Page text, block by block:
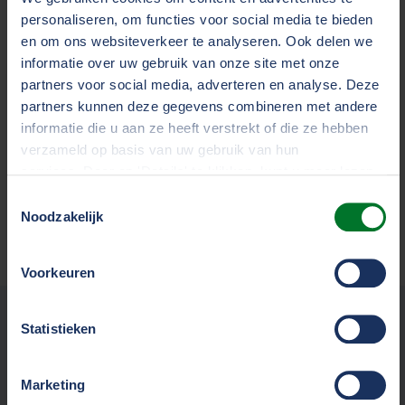
personaliseren, om functies voor social media te bieden
en om ons websiteverkeer te analyseren. Ook delen we
informatie over uw gebruik van onze site met onze
partners voor social media, adverteren en analyse. Deze
partners kunnen deze gegevens combineren met andere
informatie die u aan ze heeft verstrekt of die ze hebben
verzameld op basis van uw gebruik van hun
toestemming intrekken. Door op 'Alles accepteren' te
klikken, gaat u akkoord met het gebruik van alle cookies
We werken samen met
die uw gegevens
Noodzakelijk
Voorkeuren
Statistieken
Marketing
Wij helpen u verder
Bel ons op
0528 29 22 92